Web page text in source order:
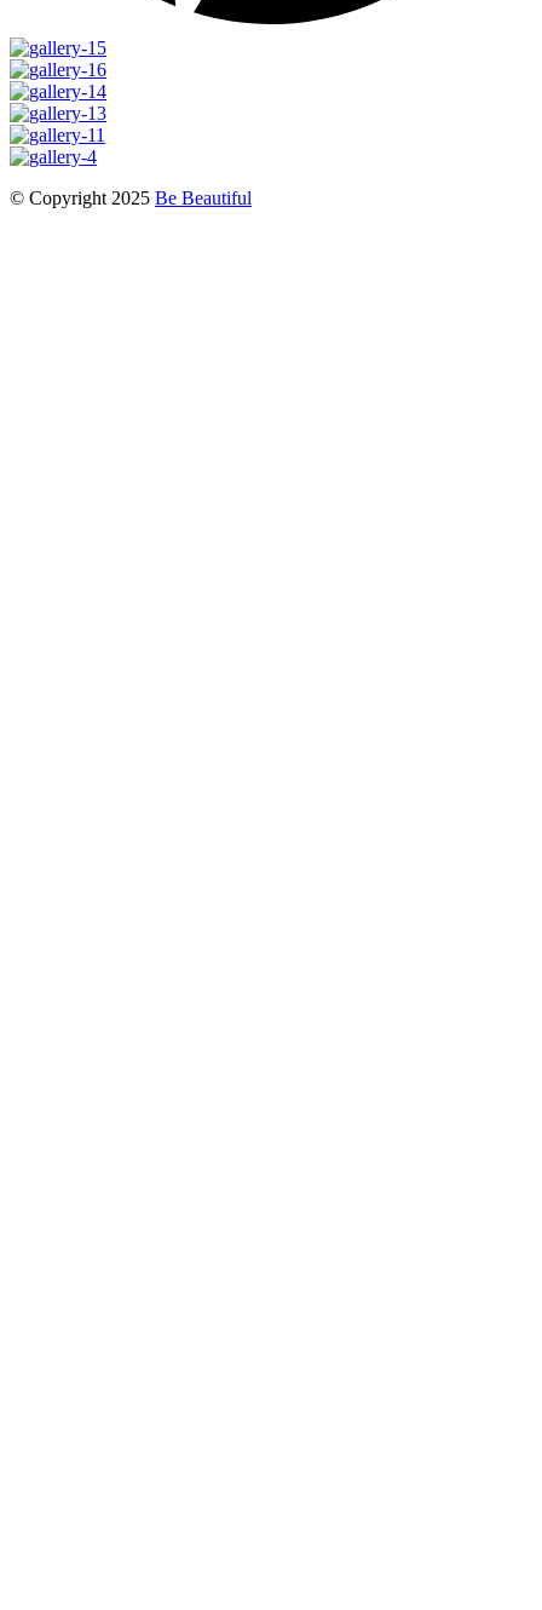
© Copyright 2025 Be Beautiful